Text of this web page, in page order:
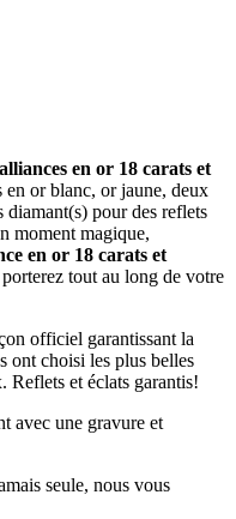
alliances en or 18 carats et
en or blanc, or jaune, deux
diamant(s) pour des reflets
moment magique,
en or 18 carats et
tout au long de votre
officiel garantissant la
ont choisi les plus belles
Reflets et éclats garantis!
avec une gravure et
seule, nous vous